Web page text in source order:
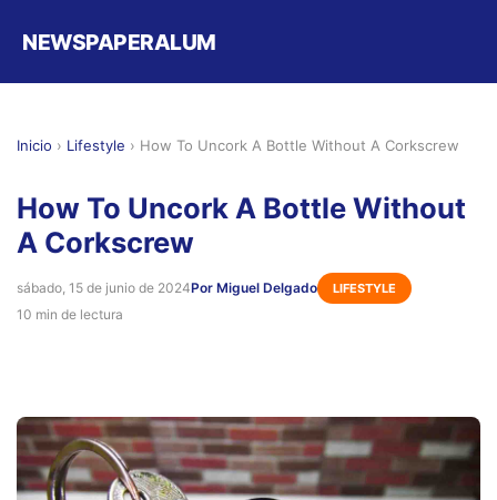
NEWSPAPERALUM
Inicio › Lifestyle › How To Uncork A Bottle Without A Corkscrew
How To Uncork A Bottle Without
A Corkscrew
sábado, 15 de junio de 2024Por Miguel Delgado LIFESTYLE
10 min de lectura